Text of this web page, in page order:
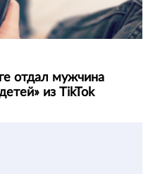
отдал мужчина
из TikTok